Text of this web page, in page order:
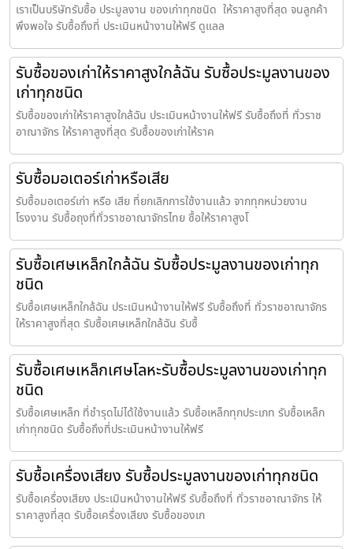
เราเป็นบริษัทรับซื้อ ประมูลงาน ของเก่าทุกชนิด ให้ราคาสูงที่สุด จนลูกค้า
พึงพอใจ รับซื้อถึงที่ ประเมินหน้างานให้ฟรี ดูแลล
รับซื้อของเก่าให้ราคาสูงใกล้ฉัน รับซื้อประมูลงานของ
เก่าทุกชนิด
รับซื้อของเก่าให้ราคาสูงใกล้ฉัน ประเมินหน้างานให้ฟรี รับซื้อถึงที่ ทั่วราช
อาณาจักร ให้ราคาสูงที่สุด รับซื้อของเก่าให้ราค
รับซื้อมอเตอร์เก่าหรือเสีย
รับซื้อมอเตอร์เก่า หรือ เสีย ที่ยกเลิกการใช้งานแล้ว จากทุกหน่วยงาน
โรงงาน รับซื้อถุงที่ทั่วราชอาณาจักรไทย ซื้อให้ราคาสูงโ
รับซื้อเศษเหล็กใกล้ฉัน รับซื้อประมูลงานของเก่าทุก
ชนิด
รับซื้อเศษเหล็กใกล้ฉัน ประเมินหน้างานให้ฟรี รับซื้อถึงที่ ทั่วราชอาณาจักร
ให้ราคาสูงที่สุด รับซื้อเศษเหล็กใกล้ฉัน รับซื้
รับซื้อเศษเหล็กเศษโลหะรับซื้อประมูลงานของเก่าทุก
ชนิด
รับซื้อเศษเหล็ก ที่ชำรุดไม่ได้ใช้งานแล้ว รับซื้อเหล็กทุกประเภท รับซื้อเหล็ก
เก่าทุกชนิด รับซื้อถึงที่ประเมินหน้างานให้ฟรี
รับซื้อเครื่องเสียง รับซื้อประมูลงานของเก่าทุกชนิด
รับซื้อเครื่องเสียง ประเมินหน้างานให้ฟรี รับซื้อถึงที่ ทั่วราชอาณาจักร ให้
ราคาสูงที่สุด รับซื้อเครื่องเสียง รับซื้อของเก